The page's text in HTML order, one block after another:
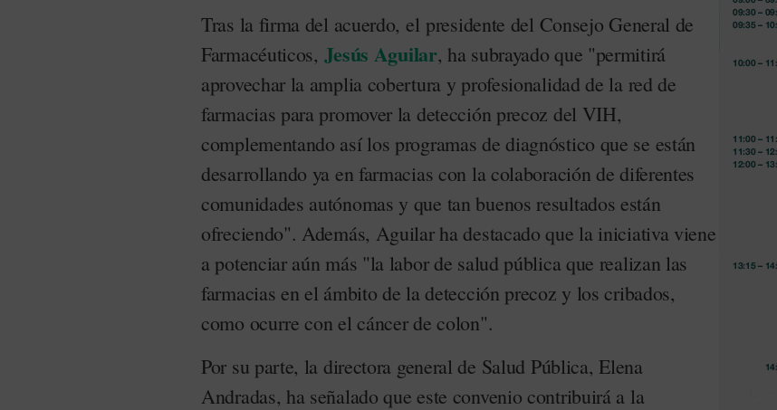
Tras la firma del acuerdo, el presidente del Consejo General de
Farmacéuticos, Jesús Aguilar, ha subrayado que "permitirá
aprovechar la amplia cobertura y profesionalidad de la red de
farmacias para promover la detección precoz del VIH,
complementando así los programas de diagnóstico que se están
desarrollando ya en farmacias con la colaboración de diferentes
comunidades autónomas y que tan buenos resultados están
ofreciendo". Además, Aguilar ha destacado que la iniciativa viene
a potenciar aún más "la labor de salud pública que realizan las
farmacias en el ámbito de la detección precoz y los cribados,
como ocurre con el cáncer de colon".
Por su parte, la directora general de Salud Pública, Elena
Andradas, ha señalado que este convenio contribuirá a la